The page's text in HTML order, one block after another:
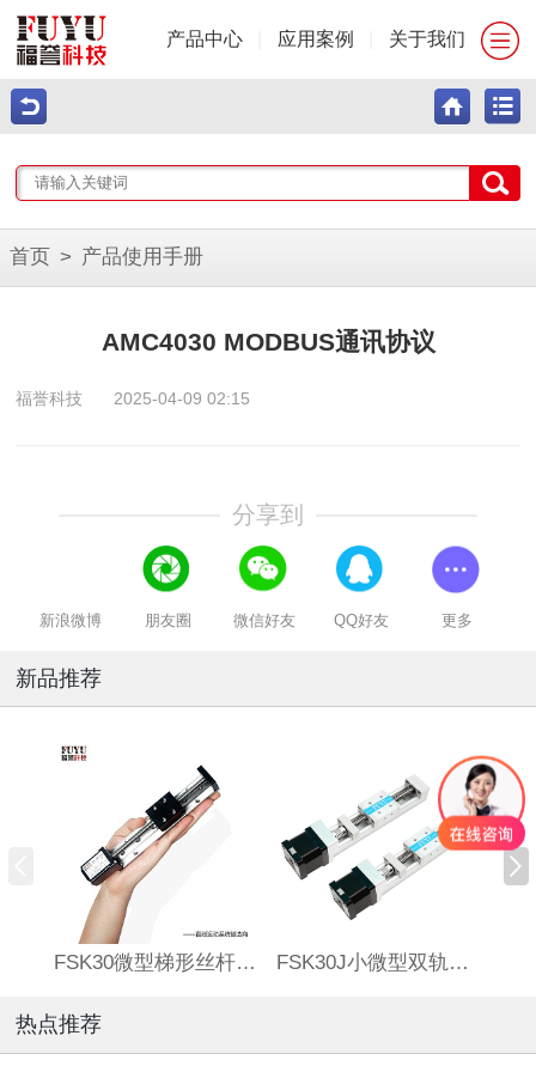
产品中心 应用案例 关于我们
首页 > 产品使用手册
AMC4030 MODBUS通讯协议
福誉科技 2025-04-09 02:15
分享到
新浪微博 朋友圈 微信好友 QQ好友 更多
新品推荐
FSK30微型梯形丝杆滑台 FSK30J小微型双轨丝杆直线模组
热点推荐